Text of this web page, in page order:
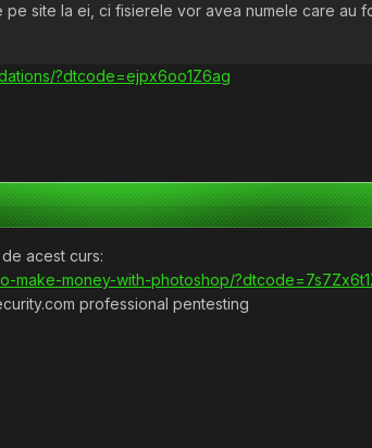
pe site la ei, ci fisierele vor avea numele care
?dtcode=ejpx6oo1Z6ag
acest curs:
make-money-with-photoshop/
professional pentesting